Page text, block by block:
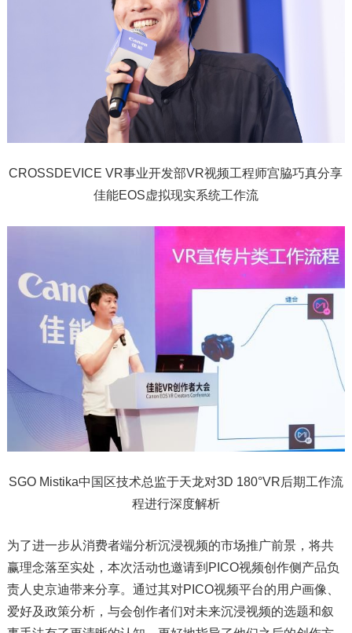
CROSSDEVICE VR事业开发部VR视频工程师宫脇巧真分享
佳能EOS虚拟现实系统工作流
SGO Mistika中国区技术总监于天龙对3D 180°VR后期工作流
程进行深度解析
为了进一步从消费者端分析沉浸视频的市场推广前景，将共
赢理念落至实处，本次活动也邀请到PICO视频创作侧产品负
责人史京迪带来分享。通过其对PICO视频平台的用户画像、
爱好及政策分析，与会创作者们对未来沉浸视频的选题和叙